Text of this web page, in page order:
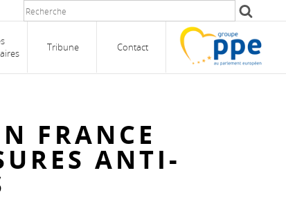
Tribune Contact
FRANCE
ANTI-